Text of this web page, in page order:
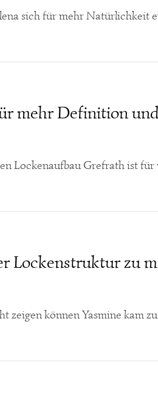
sich für mehr Natürlichkeit
mehr Definition
Lockenaufbau Grefrath ist für
Lockenstruktur zu
können Yasmine kam